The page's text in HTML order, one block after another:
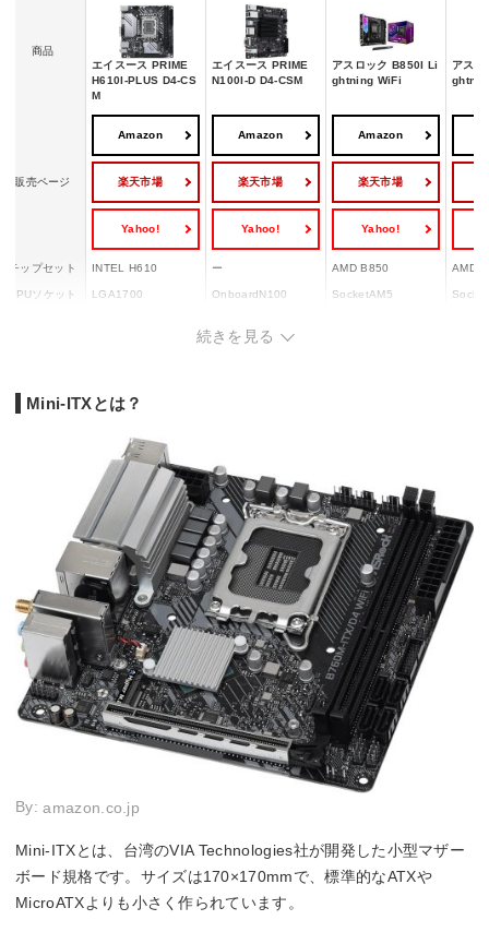
商品
エイスース PRIME
H610I-PLUS D4-CS
M
エイスース PRIME
N100I-D D4-CSM
アスロック B850I Li
ghtning WiFi
アス
販売ページ
Amazon
楽天市場
Yahoo!
Amazon
楽天市場
Yahoo!
Amazon
楽天市場
Yahoo!
チップセット INTEL H610 ー AMD B850 AMD
CPUソケット LGA1700 OnboardN100 SocketAM5
S.O.DIMM DDR4
続きを見る
Mini-ITXとは？
By:amazon.co.jp
Mini-ITXとは、台湾のVIA Technologies社が開発した小型マザー
ボード規格です。サイズは170×170mmで、標準的なATXや
MicroATXよりも小さく作られています。